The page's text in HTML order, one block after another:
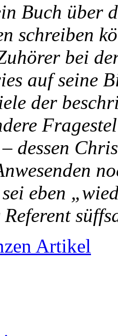
Buch über
schreiben
bei
auf seine
der
dessen
eben
Artikel